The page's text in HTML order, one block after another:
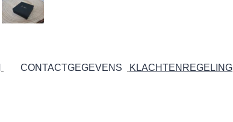
CONTACTGEGEVENS KLACHTENREGELING